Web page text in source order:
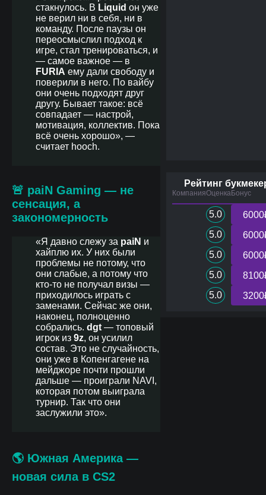
стакнулось. В Liquid он уже
не верил ни в себя, ни в
команду. После паузы он
переосмыслил подход к
игре, стал тренироваться, и
— самое важное — в
FURIA ему дали свободу и
поверили в него. По вайбу
они очень подходят друг
другу. Бывает такое: всё
совпадает — настрой,
мотивация, коллектив. Пока
всё очень хорошо», —
считает hooch.
🚨 paiN Gaming — не
сенсация, а
закономерность
«Я давно слежу за paiN и
хайплю их. У них были
проблемы не потому, что
они слабые, а потому что
кто-то не получал визы —
приходилось играть с
заменами. Сейчас же они,
наконец, полноценно
собрались. dgt — топовый
игрок из 9z, он усилил
состав. Это не случайность,
они уже в Копенгагене на
мейджоре почти прошли
дальше — проиграли NAVI,
которая потом выиграла
турнир. Так что они
заслужили это».
🌎 Южная Америка —
новая сила в CS2
Рейтинг
КомпанияОценкаБонус
5.0
5.0
5.0
5.0
5.0